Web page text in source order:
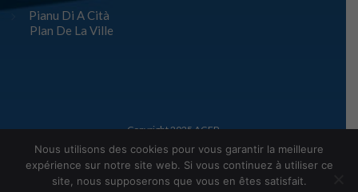
Pianu Di A Cità
Plan De La Ville
Copyright 2025AGEP
Legge infurmàtiche – Mentions Légales
Nous utilisons des cookies pour vous garantir la meilleure
expérience sur notre site web. Si vous continuez à utiliser ce
site, nous supposerons que vous en êtes satisfait.